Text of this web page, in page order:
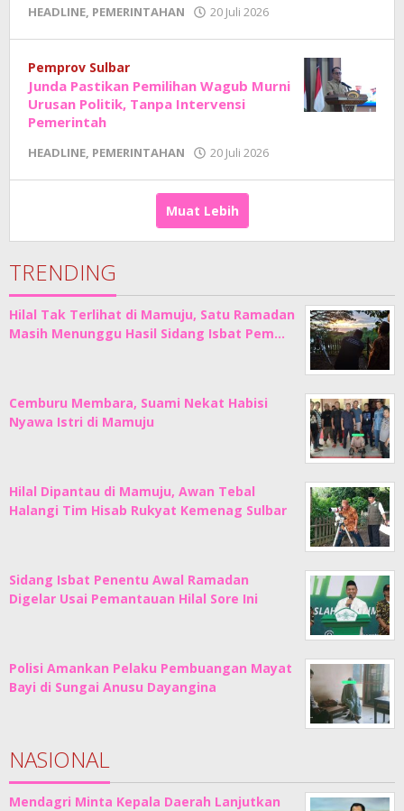
HEADLINE, PEMERINTAHAN 20 Juli 2026
Junaedi
Sholat
Pemprov Sulbar
Junda Pastikan Pemilihan Wagub Murni
Urusan Politik, Tanpa Intervensi
Pemerintah
HEADLINE, PEMERINTAHAN 20 Juli 2026
Junaedi
Muat Lebih
TRENDING
Hilal Tak Terlihat di Mamuju, Satu Ramadan
Masih Menunggu Hasil Sidang Isbat Pem…
Cemburu Membara, Suami Nekat Habisi
Nyawa Istri di Mamuju
Hilal Dipantau di Mamuju, Awan Tebal
Halangi Tim Hisab Rukyat Kemenag Sulbar
Sidang Isbat Penentu Awal Ramadan
Digelar Usai Pemantauan Hilal Sore Ini
Polisi Amankan Pelaku Pembuangan Mayat
Bayi di Sungai Anusu Dayangina
NASIONAL
Mendagri Minta Kepala Daerah Lanjutkan